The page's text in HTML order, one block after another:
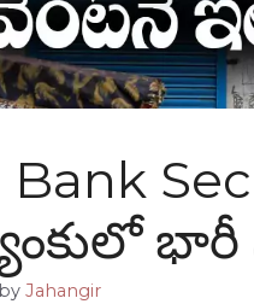
Bank
by Jahangir